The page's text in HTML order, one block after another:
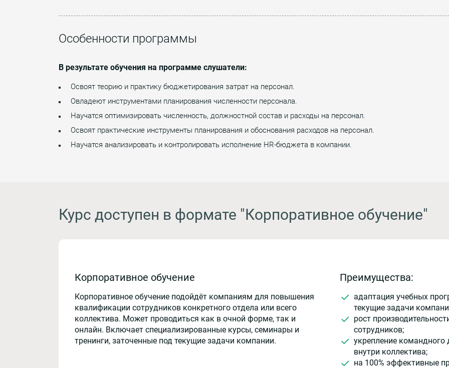
Особенности программы
В результате обучения на программе слушатели:
Освоят теорию и практику бюджетирования затрат на персонал.
Овладеют инструментами планирования численности персонала.
Научатся оптимизировать численность, должностной состав и расходы на персонал.
Освоят практические инструменты планирования и обоснования расходов на персонал.
Научатся анализировать и контролировать исполнение HR-бюджета в компании.
Курс доступен в формате "Корпоративное обучение"
Корпоративное обучение
Корпоративное обучение подойдёт компаниям для повышения
квалификации сотрудников конкретного отдела или всего
коллектива. Может проводиться как в очной форме, так и
онлайн. Включает специализированные курсы, семинары и
тренинги, заточенные под текущие задачи компании.
Преимущества:
адаптация учебных
текущие задачи
рост
сотрудников;
укрепление командного
внутри коллектива;
на 100% эффективные